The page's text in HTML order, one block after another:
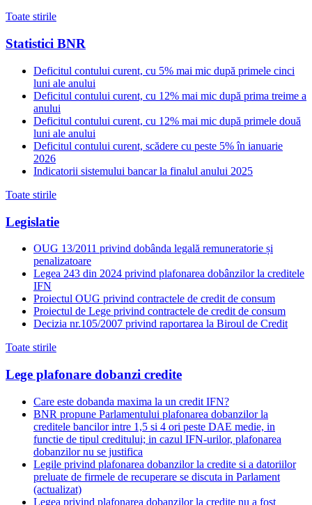
Toate stirile
Statistici BNR
Deficitul contului curent, cu 5% mai mic după primele cinci
luni ale anului
Deficitul contului curent, cu 12% mai mic după prima treime a
anului
Deficitul contului curent, cu 12% mai mic după primele două
luni ale anului
Deficitul contului curent, scădere cu peste 5% în ianuarie
2026
Indicatorii sistemului bancar la finalul anului 2025
Toate stirile
Legislatie
OUG 13/2011 privind dobânda legală remuneratorie și
penalizatoare
Legea 243 din 2024 privind plafonarea dobânzilor la creditele
IFN
Proiectul OUG privind contractele de credit de consum
Proiectul de Lege privind contractele de credit de consum
Decizia nr.105/2007 privind raportarea la Biroul de Credit
Toate stirile
Lege plafonare dobanzi credite
Care este dobanda maxima la un credit IFN?
BNR propune Parlamentului plafonarea dobanzilor la
creditele bancilor intre 1,5 si 4 ori peste DAE medie, in
functie de tipul creditului; in cazul IFN-urilor, plafonarea
dobanzilor nu se justifica
Legile privind plafonarea dobanzilor la credite si a datoriilor
preluate de firmele de recuperare se discuta in Parlament
(actualizat)
Legea privind plafonarea dobanzilor la credite nu a fost